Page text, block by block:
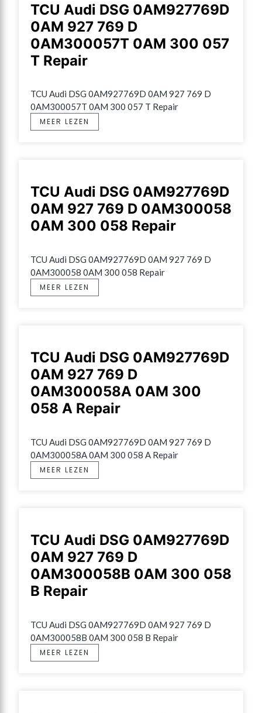
TCU Audi DSG 0AM927769D
0AM 927 769 D
0AM300057T 0AM 300 057
T Repair
TCU Audi DSG 0AM927769D 0AM 927 769 D
0AM300057T 0AM 300 057 T Repair
MEER LEZEN
TCU Audi DSG 0AM927769D
0AM 927 769 D 0AM300058
0AM 300 058 Repair
TCU Audi DSG 0AM927769D 0AM 927 769 D
0AM300058 0AM 300 058 Repair
MEER LEZEN
TCU Audi DSG 0AM927769D
0AM 927 769 D
0AM300058A 0AM 300
058 A Repair
TCU Audi DSG 0AM927769D 0AM 927 769 D
0AM300058A 0AM 300 058 A Repair
MEER LEZEN
TCU Audi DSG 0AM927769D
0AM 927 769 D
0AM300058B 0AM 300 058
B Repair
TCU Audi DSG 0AM927769D 0AM 927 769 D
0AM300058B 0AM 300 058 B Repair
MEER LEZEN